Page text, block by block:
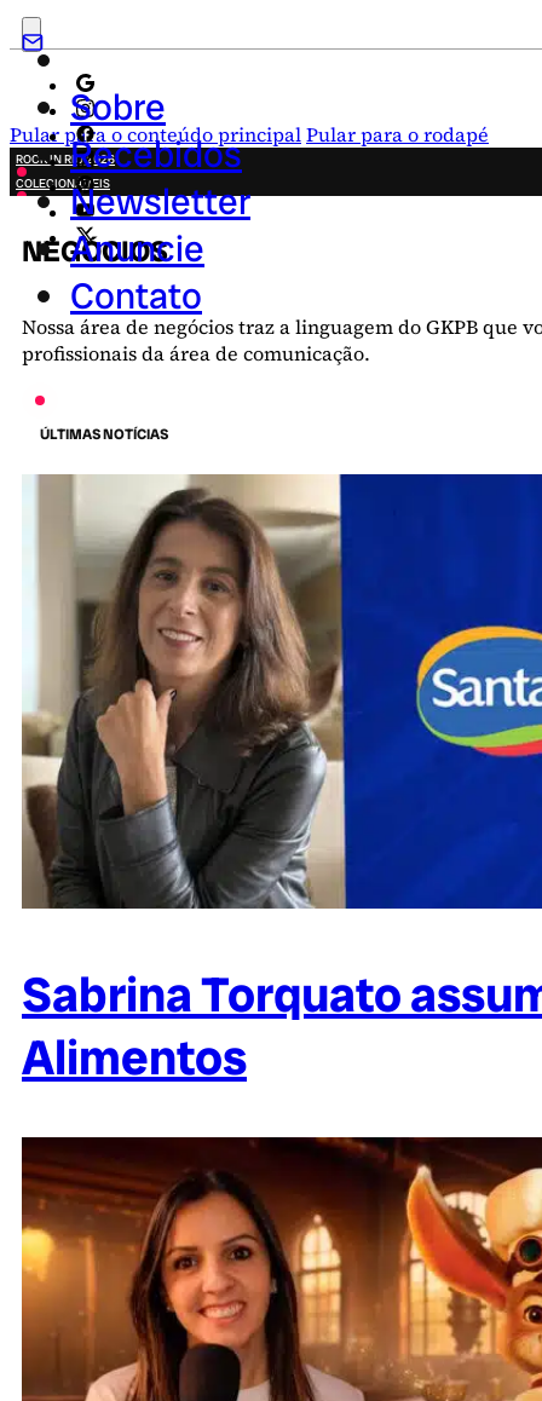
Pular para o conteúdo principalPular para o rodapé
Sobre
Recebidos
Newsletter
Anuncie
Contato
ROCK IN RIO 2026
COLECIONÁVEIS
FESTA JUNINA
NOVIDADES
CAMPANHAS CRIATIVAS
NEGÓCIOS
Nossa área de negócios traz a linguagem do GKPB que
profissionais da área de comunicação.
ÚLTIMAS NOTÍCIAS
Sabrina Torquato
Alimentos